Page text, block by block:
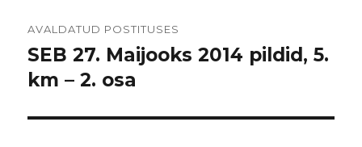
AVALDATUD POSTITUSES
SEB 27. Maijooks 2014 pildid, 5.
km – 2. osa